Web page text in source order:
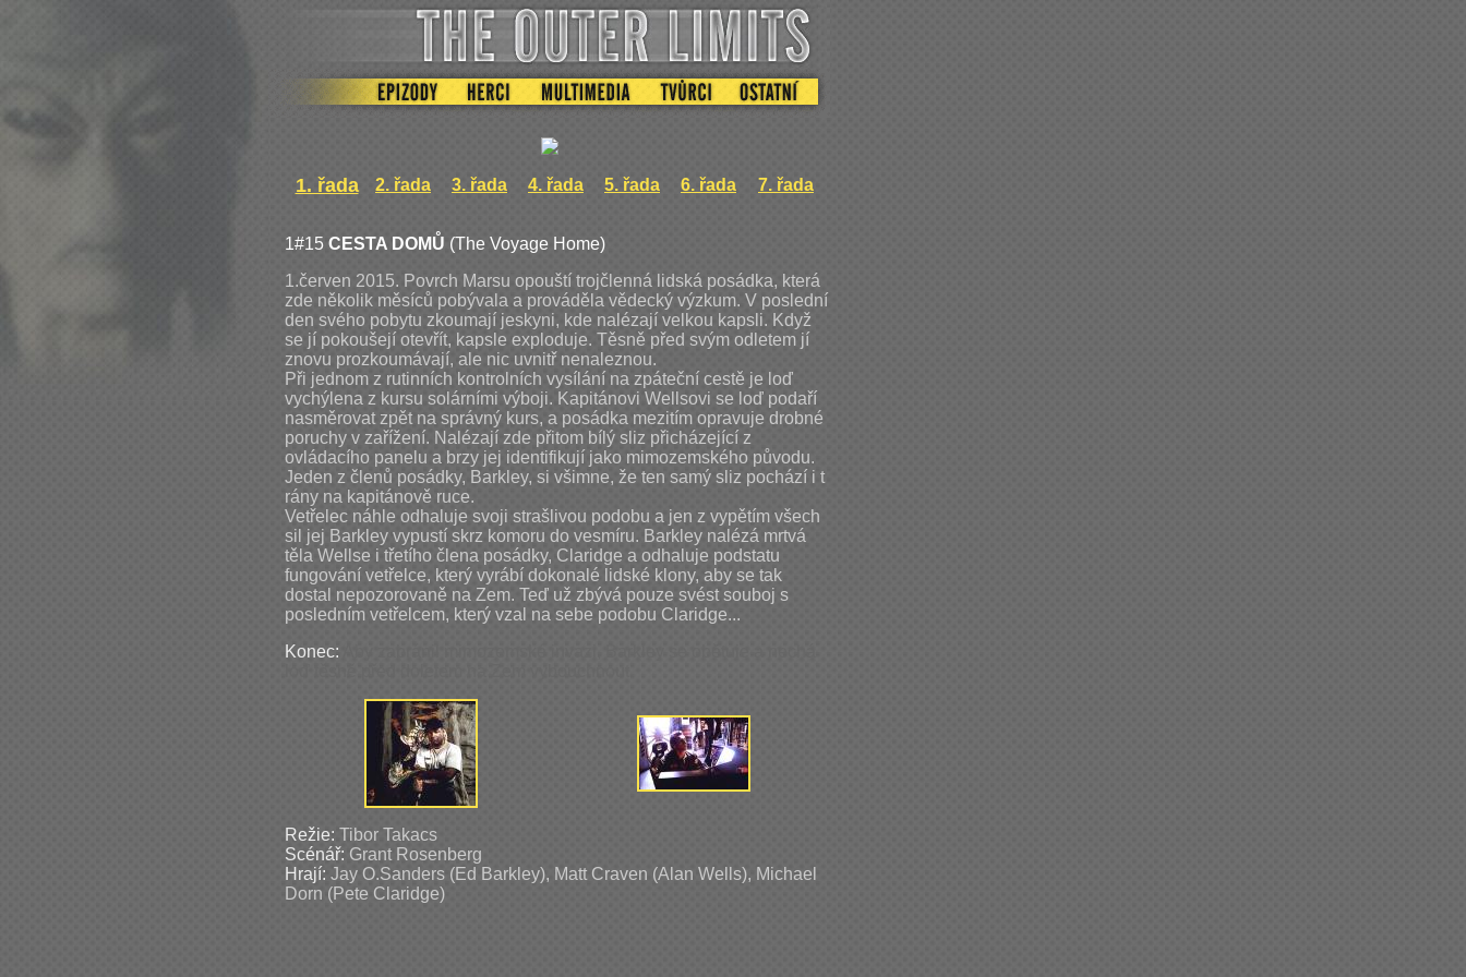
1. řada 2. řada 3. řada 4. řada 5. řada 6. řada 7. řada
1#15 CESTA DOMŮ (The Voyage Home)
1.červen 2015. Povrch Marsu opouští trojčlenná lidská posádka, která
zde několik měsíců pobývala a prováděla vědecký výzkum. V poslední
den svého pobytu zkoumají jeskyni, kde nalézají velkou kapsli. Když
se jí pokoušejí otevřít, kapsle exploduje. Těsně před svým odletem jí
znovu prozkoumávají, ale nic uvnitř nenaleznou.
Při jednom z rutinních kontrolních vysílání na zpáteční cestě je loď
vychýlena z kursu solárními výboji. Kapitánovi Wellsovi se loď podaří
nasměrovat zpět na správný kurs, a posádka mezitím opravuje drobné
poruchy v zařížení. Nalézají zde přitom bílý sliz přicházející z
ovládacího panelu a brzy jej identifikují jako mimozemského původu.
Jeden z členů posádky, Barkley, si všimne, že ten samý sliz pochází i t
rány na kapitánově ruce.
Vetřelec náhle odhaluje svoji strašlivou podobu a jen z vypětím všech
sil jej Barkley vypustí skrz komoru do vesmíru. Barkley nalézá mrtvá
těla Wellse i třetího člena posádky, Claridge a odhaluje podstatu
fungování vetřelce, který vyrábí dokonalé lidské klony, aby se tak
dostal nepozorovaně na Zem. Teď už zbývá pouze svést souboj s
posledním vetřelcem, který vzal na sebe podobu Claridge...
Konec:
Režie: Tibor Takacs
Scénář: Grant Rosenberg
Hrají: Jay O.Sanders (Ed Barkley), Matt Craven (Alan Wells), Michael
Dorn (Pete Claridge)